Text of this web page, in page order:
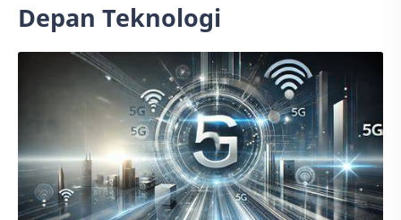
Depan Teknologi